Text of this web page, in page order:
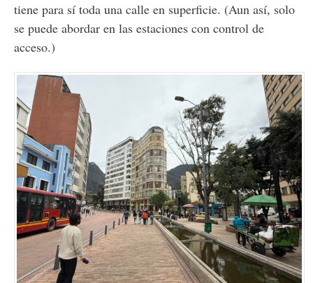
tiene para sí toda una calle en superficie. (Aun así, solo
se puede abordar en las estaciones con control de
acceso.)